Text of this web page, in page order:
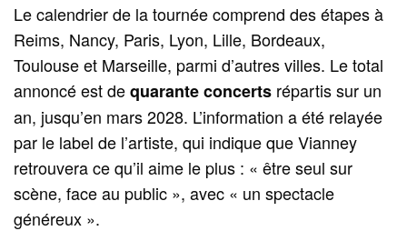
Le calendrier de la tournée comprend des étapes à
Reims, Nancy, Paris, Lyon, Lille, Bordeaux,
Toulouse et Marseille, parmi d’autres villes. Le total
annoncé est dequarante concerts répartis sur un
an, jusqu’en mars 2028. L’information a été relayée
par le label de l’artiste, qui indique que Vianney
retrouvera ce qu’il aime le plus : « être seul sur
scène, face au public », avec « un spectacle
généreux ».